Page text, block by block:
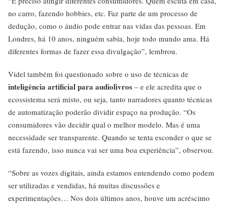
no carro, fazendo hobbies, etc. Faz parte de um processo de
dedução, como o áudio pode entrar nas vidas das pessoas. Em
Londres, há 10 anos, ninguém sabia, hoje todo mundo ama. Há
diferentes formas de fazer essa divulgação”, lembrou.
Videl também foi questionado sobre o uso de técnicas de
inteligência artificial para audiolivros – e ele acredita que o
ecossistema será misto, ou seja, tanto narradores quanto técnicas
de automatização poderão dividir espaço na produção. “Os
consumidores vão decidir qual o melhor modelo. Mas é uma
necessidade ser transparente. Quando se tenta esconder o que se
está fazendo, isso nunca vai ser uma boa experiência”, observou.
“Sobre as vozes digitais, ainda estamos entendendo como podem
ser utilizadas e vendidas, há muitas discussões e
experimentações… Nos dois últimos anos, houve um acréscimo